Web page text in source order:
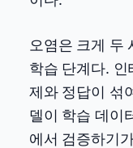
오염은 크게 두
학습 단계다.
제와 정답이 섞
델이 학습 데이
에서 검증하기